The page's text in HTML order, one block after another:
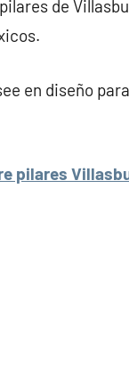
de
en diseño
pilares